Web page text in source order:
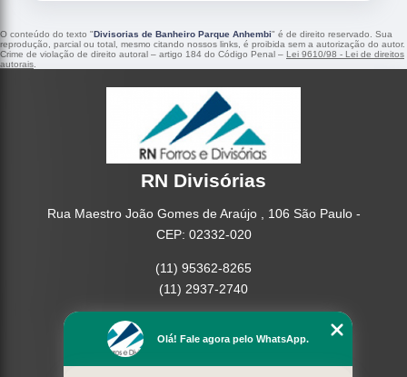
O conteúdo do texto "Divisorias de Banheiro Parque Anhembi" é de direito reservado. Sua
reprodução, parcial ou total, mesmo citando nossos links, é proibida sem a autorização do autor.
Crime de violação de direito autoral – artigo 184 do Código Penal – Lei 9610/98 - Lei de direitos
autorais
RN Divisórias
Rua Maestro João Gomes de Araújo , 106 São Paulo -
CEP: 02332-020
(11) 95362-8265
(11) 2937-2740
Empresa
Missão
Olá! Fale agora pelo WhatsApp.